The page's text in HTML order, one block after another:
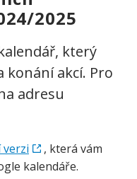
2025
který
konání akcí. Pro
adresu
verzi
, která vám
kalendáře.